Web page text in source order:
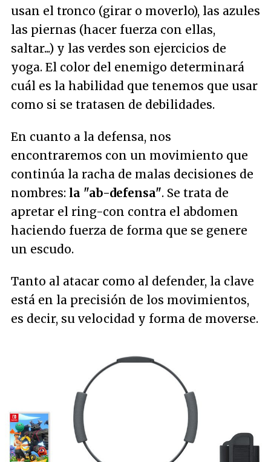
usan el tronco (girar o moverlo), las azules
las piernas (hacer fuerza con ellas,
saltar...) y las verdes son ejercicios de
yoga. El color del enemigo determinará
cuál es la habilidad que tenemos que usar
como si se tratasen de debilidades.
En cuanto a la defensa, nos
encontraremos con un movimiento que
continúa la racha de malas decisiones de
nombres: la "ab-defensa". Se trata de
apretar el ring-con contra el abdomen
haciendo fuerza de forma que se genere
un escudo.
Tanto al atacar como al defender, la clave
está en la precisión de los movimientos,
es decir, su velocidad y forma de moverse.